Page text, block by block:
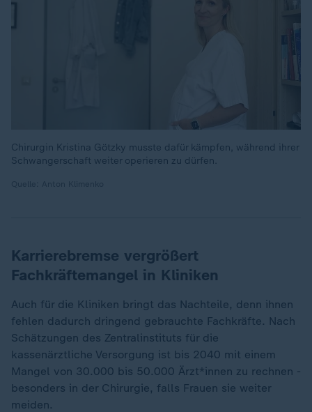
Chirurgin Kristina Götzky musste dafür kämpfen, während ihrer
Schwangerschaft weiter operieren zu dürfen.
Karrierebremse vergrößert
Fachkräftemangel in Kliniken
Auch für die Kliniken bringt das Nachteile, denn ihnen
fehlen dadurch dringend gebrauchte Fachkräfte. Nach
Schätzungen des Zentralinstituts für die
kassenärztliche Versorgung ist bis 2040 mit einem
Mangel von 30.000 bis 50.000 Ärzt*innen zu rechnen -
besonders in der Chirurgie, falls Frauen sie weiter
meiden.